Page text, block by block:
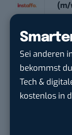
Sei anderen
bekommst
Tech &
kostenlos in
(m/